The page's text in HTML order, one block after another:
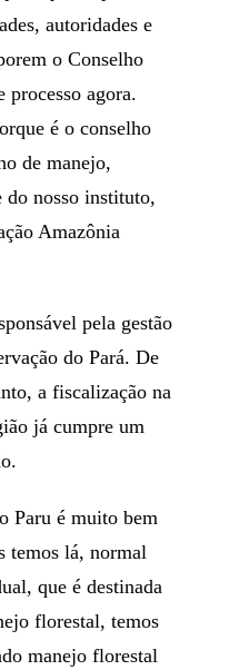
autoridades e
o Conselho
processo agora.
é o conselho
de manejo,
do nosso instituto,
Amazônia
pela gestão
do Pará. De
a fiscalização na
já cumpre um
Paru é muito bem
temos lá, normal
que é destinada
florestal, temos
manejo florestal